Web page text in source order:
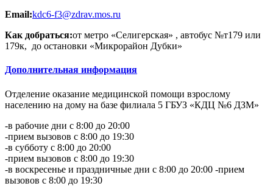
Email:kdc6-f3@zdrav.mos.ru
Как добраться:от метро «Селигерская» , автобус №т179 или
179к, до остановки «Микрорайон Дубки»
Дополнительная информация
Отделение оказание медицинской помощи взрослому
населению на дому на базе филиала 5 ГБУЗ «КДЦ №6 ДЗМ»
-в рабочие дни с 8:00 до 20:00
-прием вызовов с 8:00 до 19:30
-в субботу с 8:00 до 20:00
-прием вызовов с 8:00 до 19:30
-в воскресенье и праздничные дни с 8:00 до 20:00 -прием
вызовов с 8:00 до 19:30